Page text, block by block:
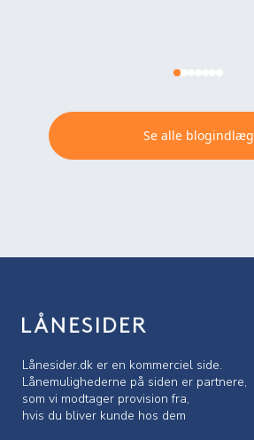
Se alle blogindlæg
Lånesider.dk er en kommerciel side.
Lånemulighederne på siden er partnere,
som vi modtager provision fra,
hvis du bliver kunde hos dem